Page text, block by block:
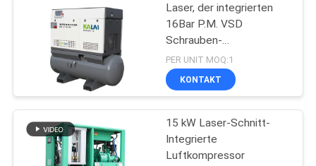
Laser, der integrierten
16Bar P.M. VSD
Schrauben-
Luftkompressor 4In1
22kw 30hp schneidet
PER UNIT MOQ:1
KONTAKT
15 kW Laser-Schnitt-
Integrierte
Luftkompressor